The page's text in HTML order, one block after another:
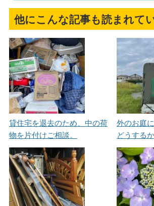
他にこんな記事も読まれて
貸住宅を退去のため、中の荷
物を片付けご相談。
外のお庭
どうする